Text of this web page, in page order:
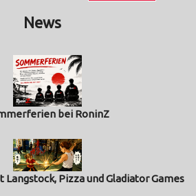
News
bei RoninZ
Langstock, Pizza und Gladiator Games